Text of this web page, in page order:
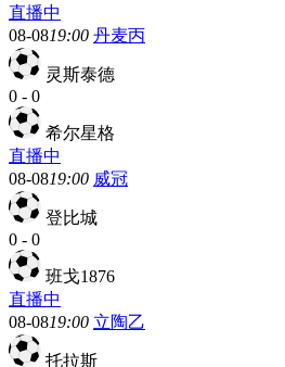
直播中
08-0819:00 丹麦丙
灵斯泰德
0 - 0
希尔星格
直播中
08-0819:00 威冠
登比城
0 - 0
班戈1876
直播中
08-0819:00 立陶乙
托拉斯